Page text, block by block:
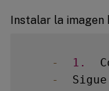
Instalar la imagen
- 1.
-